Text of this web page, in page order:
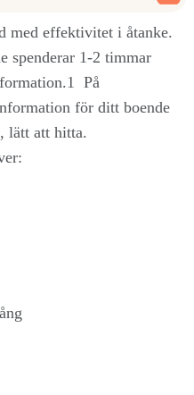
med effektivitet i åtanke.
spenderar 1-2 timmar
På
för ditt boende
lätt att hitta.